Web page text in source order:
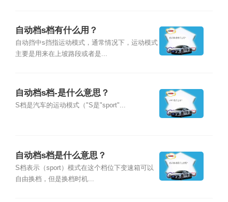
自动档s档有什么用？
自动挡中s挡指运动模式，通常情况下，运动模式
主要是用来在上坡路段或者是...
自动档s档-是什么意思？
S档是汽车的运动模式（"S是"sport"...
自动档s档是什么意思？
S档表示（sport）模式在这个档位下变速箱可以
自由换档，但是换档时机...